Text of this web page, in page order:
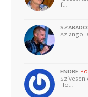
f…
Az angol
ENDRE
Ho…